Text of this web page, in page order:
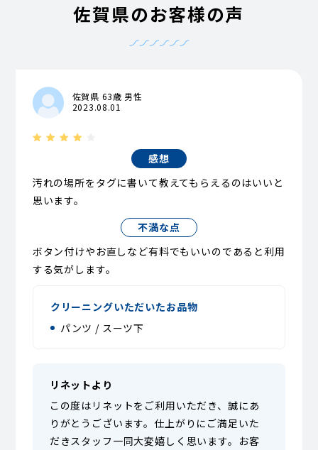
佐賀県のお客様の声
佐賀県 63歳 男性
2023.08.01
感想
汚れの場所をタグに書いて教えてもらえるのはいいと
思います。
不満な点
ボタン付けやお直しなど有料でもいいのであると利用
する気がします。
クリーニングいただいたお品物
パンツ / スーツ下
リネットより
この度はリネットをご利用いただき、誠にあ
りがとうございます。仕上がりにご満足いた
だきスタッフ一同大変嬉しく思います。お客